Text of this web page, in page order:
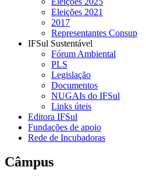
Eleições 2021
2017
Representantes Consup
IFSul Sustentável
Fórum Ambiental
PLS
Legislação
Documentos
NUGAIs do IFSul
Links úteis
Editora IFSul
Fundações de apoio
Rede de Incubadoras
Câmpus